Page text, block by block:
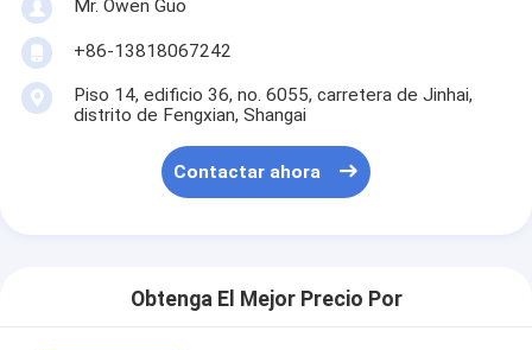
Mr. Owen Guo
+86-13818067242
Piso 14, edificio 36, no. 6055, carretera de Jinhai,
distrito de Fengxian, Shangai
Contactar ahora
Obtenga El Mejor Precio Por